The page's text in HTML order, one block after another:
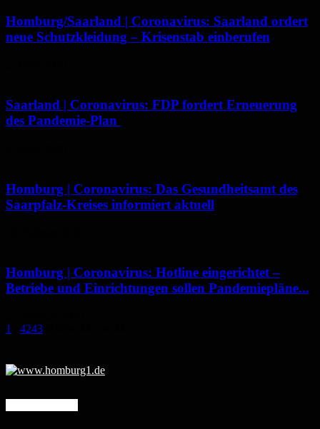
Homburg/Saarland | Coronavirus: Saarland ordert
neue Schutzkleidung – Krisenstab einberufen
Saarland | Coronavirus: FDP fordert Erneuerung
des Pandemie-Plan
Homburg | Coronavirus: Das Gesundheitsamt des
Saarpfalz-Kreises informiert aktuell
Homburg | Coronavirus: Hotline eingerichtet –
Betriebe und Einrichtungen sollen Pandemiepläne...
1
4243